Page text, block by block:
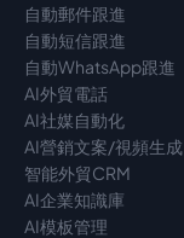
自動郵件跟進
自動短信跟進
自動WhatsApp跟進
AI外貿電話
AI社媒自動化
AI營銷文案/視頻生成
智能外貿CRM
AI企業知識庫
AI模板管理